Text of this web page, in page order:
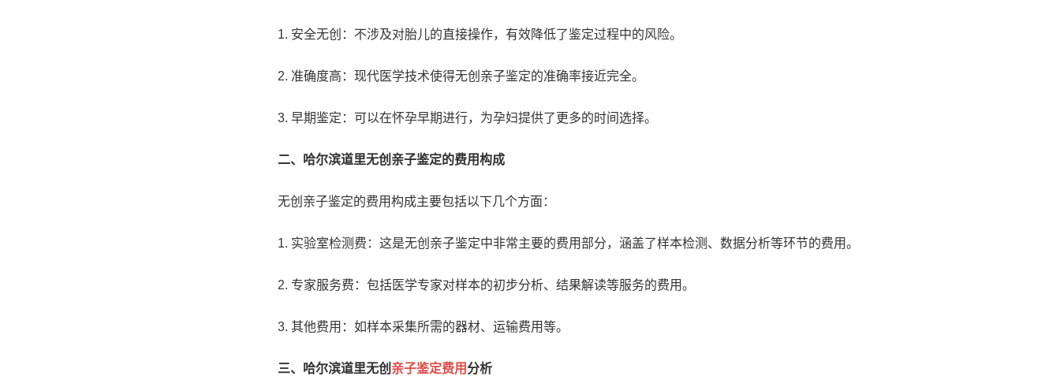
1. 安全无创：不涉及对胎儿的直接操作，有效降低了鉴定过程中的风险。
2. 准确度高：现代医学技术使得无创亲子鉴定的准确率接近完全。
3. 早期鉴定：可以在怀孕早期进行，为孕妇提供了更多的时间选择。
二、哈尔滨道里无创亲子鉴定的费用构成
无创亲子鉴定的费用构成主要包括以下几个方面：
1. 实验室检测费：这是无创亲子鉴定中非常主要的费用部分，涵盖了样本检测、数据分析等环节的费用。
2. 专家服务费：包括医学专家对样本的初步分析、结果解读等服务的费用。
3. 其他费用：如样本采集所需的器材、运输费用等。
三、哈尔滨道里无创 亲子鉴定费用分析